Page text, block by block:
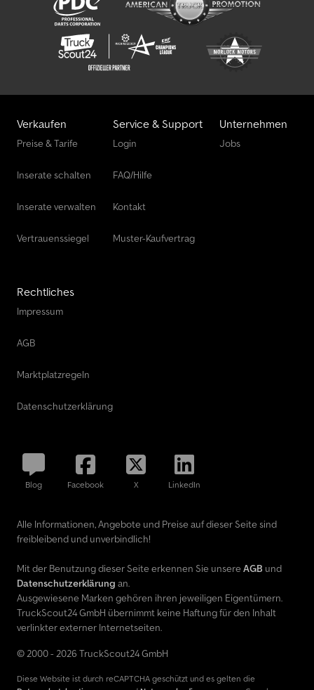
Verkaufen
Preise & Tarife
Inserate schalten
Inserate verwalten
Vertrauenssiegel
Service & Support
Login
FAQ/Hilfe
Kontakt
Muster-Kaufvertrag
Unternehmen
Jobs
Rechtliches
Impressum
AGB
Marktplatzregeln
Datenschutzerklärung
Blog Facebook X LinkedIn
Alle Informationen, Angebote und Preise auf dieser Seite sind
freibleibend und unverbindlich!
Mit der Benutzung dieser Seite erkennen Sie unsere AGB und
Datenschutzerklärung an.
Ausgewiesene Marken gehören ihren jeweiligen Eigentümern.
TruckScout24 GmbH übernimmt keine Haftung für den Inhalt
verlinkter externer Internetseiten.
© 2000 - 2026 TruckScout24 GmbH
Diese Website ist durch reCAPTCHA geschützt und es gelten die